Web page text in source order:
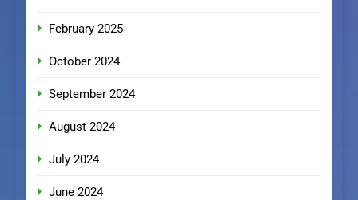
February 2025
October 2024
September 2024
August 2024
July 2024
June 2024